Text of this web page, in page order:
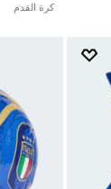
كرة القدم